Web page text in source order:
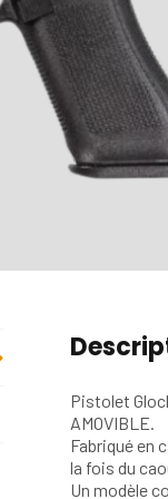
Pistolet
AMOVIBLE.
Fabriqué en
la fois du
Un modèle